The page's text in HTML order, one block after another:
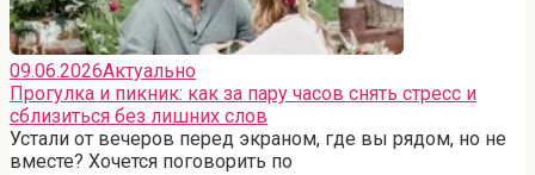
09.06.2026Актуально
Прогулка и пикник: как за пару часов снять стресс и
сблизиться без лишних слов
Устали от вечеров перед экраном, где вы рядом, но не
вместе? Хочется поговорить по